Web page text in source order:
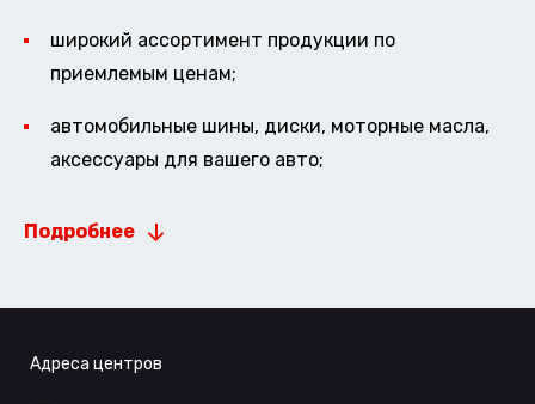
широкий ассортимент продукции по
приемлемым ценам;
автомобильные шины, диски, моторные масла,
аксессуары для вашего авто;
Подробнее
Адреса центров